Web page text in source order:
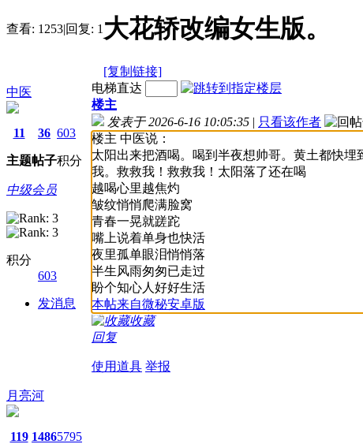
查看: 1253|回复: 1 大花轿改编女生版。
[复制链接]
中医
11
主题
36
帖子
603
积分
中级会员
积分
603
发消息
电梯直达
楼主
发表于 2026-6-16 10:05:35 | 只看该作者
楼主 中医说：
太阳出来把酒喝。喝到半夜想帅哥。黄土都快
我。救救我！救救我！太阳落了还在喝
越喝心里越焦灼
皱纹悄悄爬满脸窝
青春一晃就蹉跎
嘴上说着单身也快活
夜里孤单眼泪悄悄落
半生风雨匆匆已走过
盼个知心人好好生活
本帖来自微秘安卓版
收藏
回复
使用道具 举报
月亮河
119 14865795